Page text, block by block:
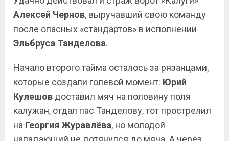
Алексей Чернов, выручавший свою команду
после опасных «стандартов» в исполнении
Эльбруса Танделова.
Начало второго тайма осталось за рязанцами,
которые создали голевой момент: Юрий
Кулешов доставил мяч на половину поля
калужан, отдал пас Танделову, тот прострелил
на Георгия Журавлёва, но молодой